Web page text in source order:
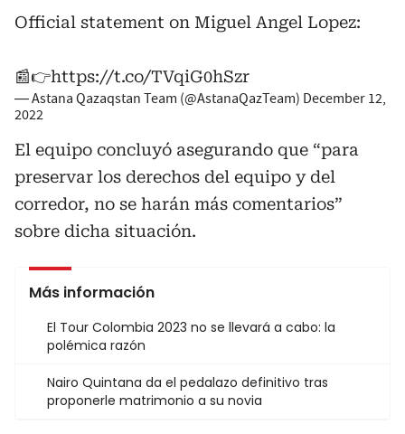
Official statement on Miguel Angel Lopez:
📰👉https://t.co/TVqiG0hSzr
— Astana Qazaqstan Team (@AstanaQazTeam) December 12,
2022
El equipo concluyó asegurando que “para
preservar los derechos del equipo y del
corredor, no se harán más comentarios”
sobre dicha situación.
Más información
El Tour Colombia 2023 no se llevará a cabo: la
polémica razón
Nairo Quintana da el pedalazo definitivo tras
proponerle matrimonio a su novia